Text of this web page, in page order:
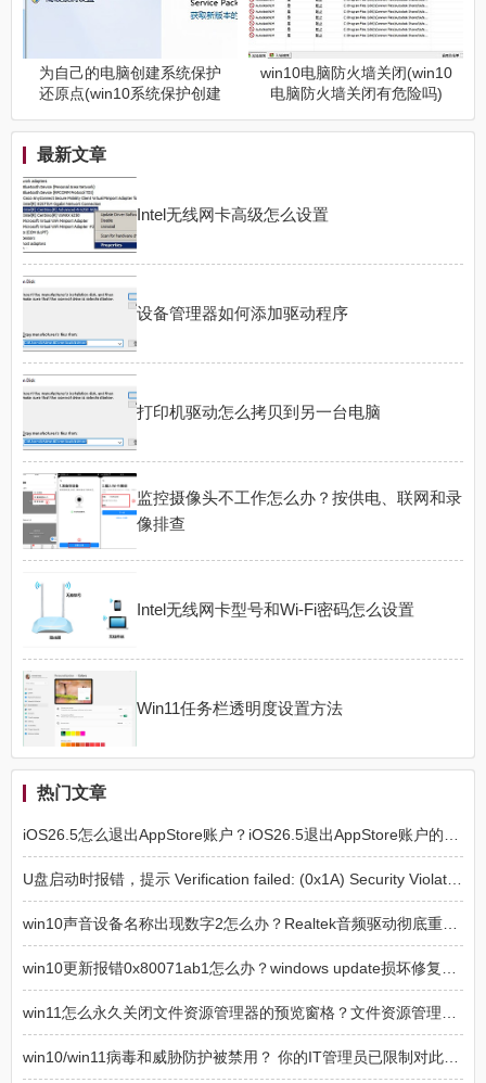
为自己的电脑创建系统保护
还原点(win10系统保护创建
win10电脑防火墙关闭(win10
电脑防火墙关闭有危险吗)
最新文章
Intel无线网卡高级怎么设置
设备管理器如何添加驱动程序
打印机驱动怎么拷贝到另一台电脑
监控摄像头不工作怎么办？按供电、联网和录
像排查
Intel无线网卡型号和Wi-Fi密码怎么设置
Win11任务栏透明度设置方法
热门文章
iOS26.5怎么退出AppStore账户？iOS26.5退出AppStore账户的方法
U盘启动时报错，提示 Verification failed: (0x1A) Security Violation 的解决方法
win10声音设备名称出现数字2怎么办？Realtek音频驱动彻底重装教程
win10更新报错0x80071ab1怎么办？windows update损坏修复方法
win11怎么永久关闭文件资源管理器的预览窗格？文件资源管理器预览窗格永久关闭方法
win10/win11病毒和威胁防护被禁用？ 你的IT管理员已限制对此应用某些区域的访问解决方法